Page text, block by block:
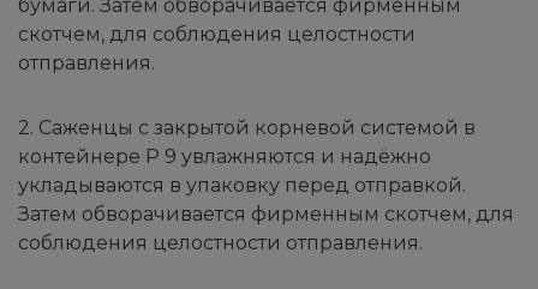
бумаги. Затем обворачивается фирменным
скотчем, для соблюдения целостности
отправления.
2. Саженцы с закрытой корневой системой в
контейнере Р 9 увлажняются и надёжно
укладываются в упаковку перед отправкой.
Затем обворачивается фирменным скотчем, для
соблюдения целостности отправления.